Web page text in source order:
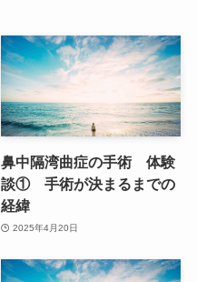
鼻中隔湾曲症の手術 体験
談① 手術が決まるまでの
経緯
2025年4月20日